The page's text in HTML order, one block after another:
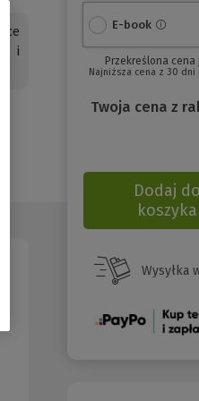
i
E-book
Przekreślona
Najniższa cena z 30
Twoja cena z
Dodaj do
koszyka
Wysyłka
(Nowe